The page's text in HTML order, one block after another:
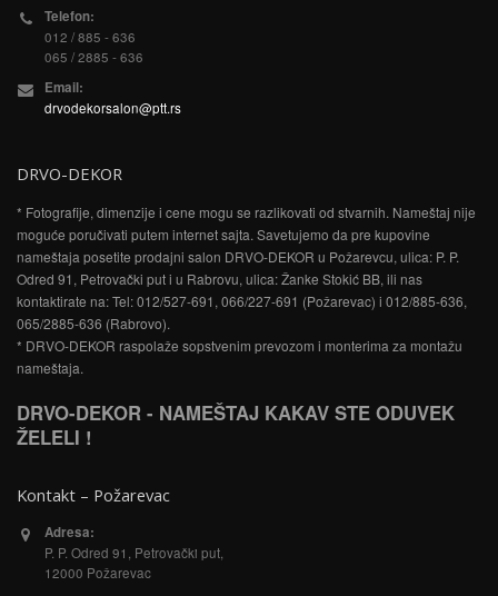
Telefon:
012 / 885 - 636
065 / 2885 - 636
Email:
drvodekorsalon@ptt.rs
DRVO-DEKOR
* Fotografije, dimenzije i cene mogu se razlikovati od stvarnih. Nameštaj nije
moguće poručivati putem internet sajta. Savetujemo da pre kupovine
nameštaja posetite prodajni salon DRVO-DEKOR u Požarevcu, ulica: P. P.
Odred 91, Petrovački put i u Rabrovu, ulica: Žanke Stokić BB, ili nas
kontaktirate na: Tel: 012/527-691, 066/227-691 (Požarevac) i 012/885-636,
065/2885-636 (Rabrovo).
* DRVO-DEKOR raspolaže sopstvenim prevozom i monterima za montažu
nameštaja.
DRVO-DEKOR - NAMEŠTAJ KAKAV STE ODUVEK
ŽELELI !
Kontakt – Požarevac
Adresa:
P. P. Odred 91, Petrovački put,
12000 Požarevac